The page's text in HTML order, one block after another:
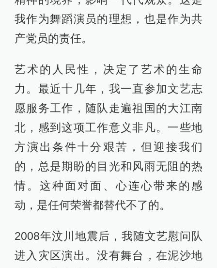
我作为舞蹈演员的理想，也是作为共
产党员的责任。
艺术的人民性，决定了艺术的生命
力。最近十几年，我一直参加文艺志
愿服务工作，随队走遍祖国的大江南
北，感到这项工作意义非凡。一些地
方演出条件十分艰苦，但迎接我们
的，总是期盼的目光和风雨无阻的热
情。这种面对面、心连心带来的感
动，是任何荣誉都替代不了的。
2008年汶川地震后，我随文艺慰问队
进入灾区演出。没有舞台，在泥沙地